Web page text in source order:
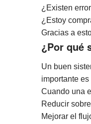
¿Existen
¿Estoy
Gracias a
¿Por qué
Un buen
importante
Cuando una
Reducir
Mejorar el